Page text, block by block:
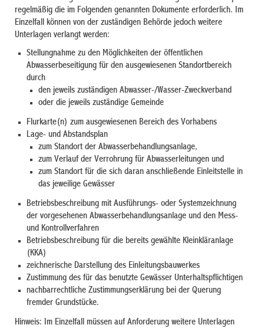
regelmäßig die im Folgenden genannten Dokumente erforderlich. Im
Einzelfall können von der zuständigen Behörde jedoch weitere
Unterlagen verlangt werden:
Stellungnahme zu den Möglichkeiten der öffentlichen
Abwasserbeseitigung für den ausgewiesenen Standortbereich
durch
den jeweils zuständigen Abwasser-/Wasser-Zweckverband
oder die jeweils zuständige Gemeinde
Flurkarte(n) zum ausgewiesenen Bereich des Vorhabens
Lage- und Abstandsplan
zum Standort der Abwasserbehandlungsanlage,
zum Verlauf der Verrohrung für Abwasserleitungen und
zum Standort für die sich daran anschließende Einleitstelle in
das jeweilige Gewässer
Betriebsbeschreibung mit Ausführungs- oder Systemzeichnung
der vorgesehenen Abwasserbehandlungsanlage und den Mess-
und Kontrollverfahren
Betriebsbeschreibung für die bereits gewählte Kleinkläranlage
(KKA)
zeichnerische Darstellung des Einleitungsbauwerkes
Zustimmung des für das benutzte Gewässer Unterhaltspflichtigen
nachbarrechtliche Zustimmungserklärung bei der Querung
fremder Grundstücke.
Hinweis: Im Einzelfall müssen auf Anforderung weitere Unterlagen